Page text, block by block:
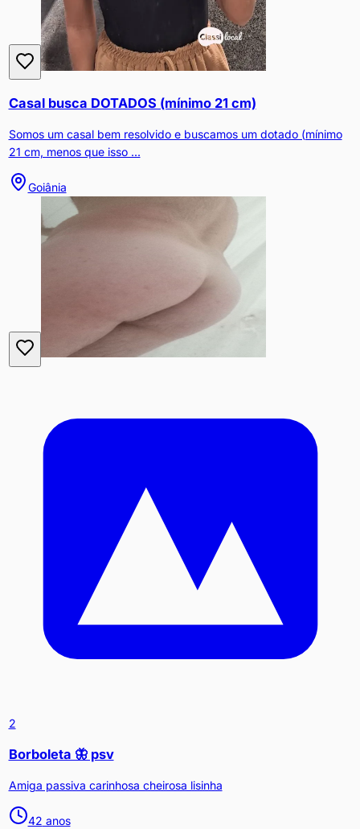
Casal busca DOTADOS (mínimo 21 cm)
Somos um casal bem resolvido e buscamos um dotado (mínimo
21 cm, menos que isso ...
Goiânia
2
Borboleta 🦋 psv
Amiga passiva carinhosa cheirosa lisinha
42 anos